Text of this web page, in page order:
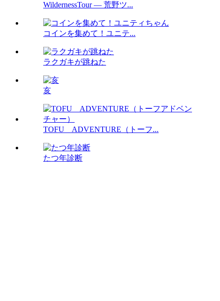
WildernessTour ― 荒野ツ...
コインを集めて！ユニテ...
ラクガキが跳ねた
亥
TOFU ADVENTURE（トーフ...
たつ年診断